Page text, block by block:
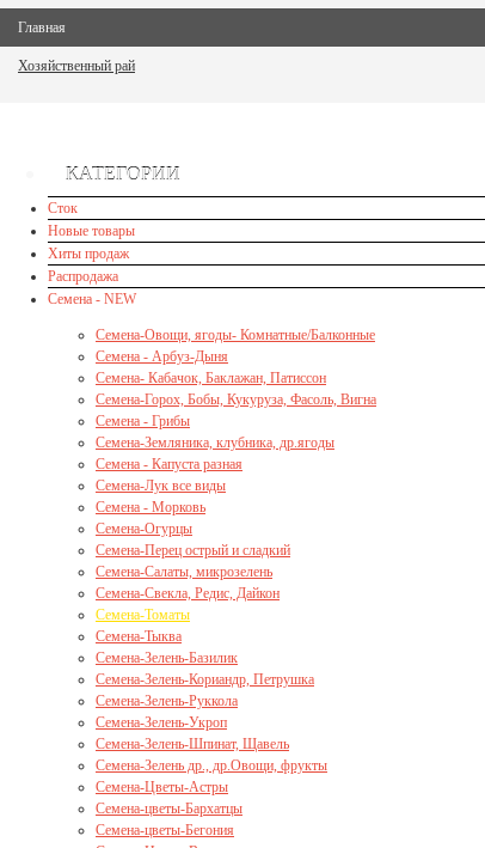
Главная
Хозяйственный рай
КАТЕГОРИИ
Сток
Новые товары
Хиты продаж
Распродажа
Семена - NEW
Семена-Овощи, ягоды- Комнатные/Балконные
Семена - Арбуз-Дыня
Семена- Кабачок, Баклажан, Патиссон
Семена-Горох, Бобы, Кукуруза, Фасоль, Вигна
Семена - Грибы
Семена-Земляника, клубника, др.ягоды
Семена - Капуста разная
Семена-Лук все виды
Семена - Морковь
Семена-Огурцы
Семена-Перец острый и сладкий
Семена-Салаты, микрозелень
Семена-Свекла, Редис, Дайкон
Семена-Томаты
Семена-Тыква
Семена-Зелень-Базилик
Семена-Зелень-Кориандр, Петрушка
Семена-Зелень-Руккола
Семена-Зелень-Укроп
Семена-Зелень-Шпинат, Щавель
Семена-Зелень др., др.Овощи, фрукты
Семена-Цветы-Астры
Семена-цветы-Бархатцы
Семена-цветы-Бегония